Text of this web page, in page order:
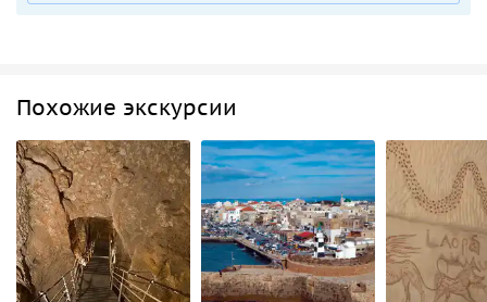
Похожие экскурсии